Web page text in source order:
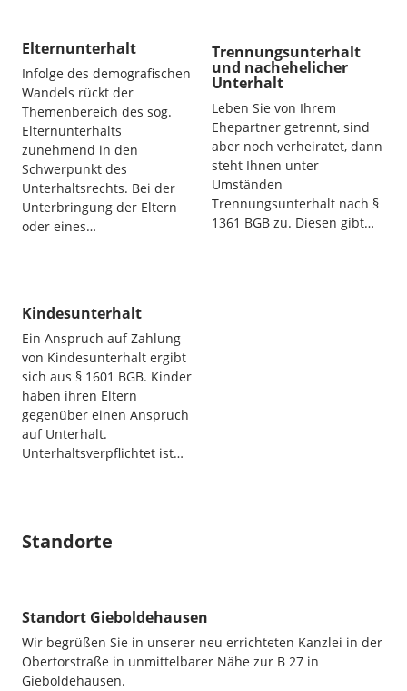
Elternunterhalt
Infolge des demografischen
Wandels rückt der
Themenbereich des sog.
Elternunterhalts
zunehmend in den
Schwerpunkt des
Unterhaltsrechts. Bei der
Unterbringung der Eltern
oder eines…
Trennungsunterhalt
und nachehelicher
Unterhalt
Leben Sie von Ihrem
Ehepartner getrennt, sind
aber noch verheiratet, dann
steht Ihnen unter
Umständen
Trennungsunterhalt nach §
1361 BGB zu. Diesen gibt…
Kindesunterhalt
Ein Anspruch auf Zahlung
von Kindesunterhalt ergibt
sich aus § 1601 BGB. Kinder
haben ihren Eltern
gegenüber einen Anspruch
auf Unterhalt.
Unterhaltsverpflichtet ist…
Standorte
Standort Gieboldehausen
Wir begrüßen Sie in unserer neu errichteten Kanzlei in der
Obertorstraße in unmittelbarer Nähe zur B 27 in
Gieboldehausen.